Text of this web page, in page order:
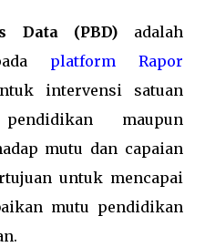
Data (PBD) adalah
platform Rapor
intervensi satuan
maupun
mutu dan capaian
untuk mencapai
mutu pendidikan